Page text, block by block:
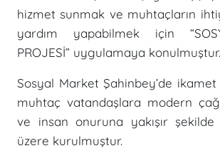
hizmet sunmak ve muhtaçların
yardım yapabilmek için
PROJESİ” uygulamaya konulmuştur.
Sosyal Market Şahinbey’de
muhtaç vatandaşlara modern
ve insan onuruna yakışır
üzere kurulmuştur.